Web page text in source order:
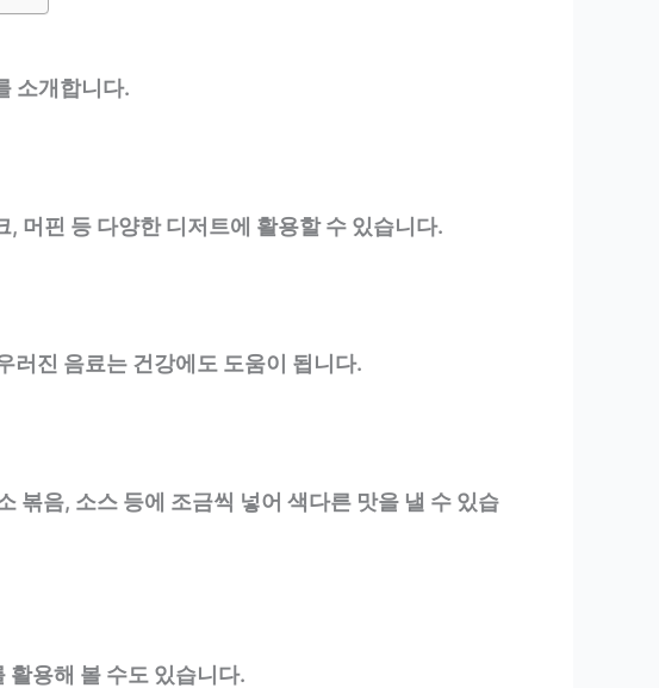
소개합니다.
머핀 등 다양한 디저트에 활용할 수 있습니다.
러진 음료는 건강에도 도움이 됩니다.
볶음, 소스 등에 조금씩 넣어 색다른 맛을 낼 수 있습
활용해 볼 수도 있습니다.